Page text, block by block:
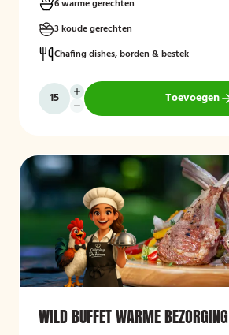
6 warme gerechten
3 koude gerechten
Chafing dishes, borden & bestek
Toevoegen
WILD BUFFET WARME BEZORGING